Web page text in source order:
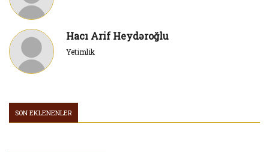
Hacı Arif Heydəroğlu
Yetimlik
SON EKLENENLER